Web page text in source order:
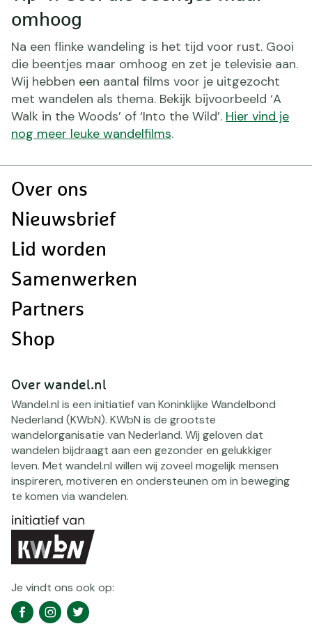
omhoog
Na een flinke wandeling is het tijd voor rust. Gooi
die beentjes maar omhoog en zet je televisie aan.
Wij hebben een aantal films voor je uitgezocht
met wandelen als thema. Bekijk bijvoorbeeld ‘A
Walk in the Woods’ of ‘Into the Wild’. Hier vind je
nog meer leuke wandelfilms.
Doormat
Over ons
Nieuwsbrief
Lid worden
Samenwerken
Partners
Shop
Over wandel.nl
Wandel.nl is een initiatief van Koninklijke Wandelbond
Nederland (KWbN). KWbN is de grootste
wandelorganisatie van Nederland. Wij geloven dat
wandelen bijdraagt aan een gezonder en gelukkiger
leven. Met wandel.nl willen wij zoveel mogelijk mensen
inspireren, motiveren en ondersteunen om in beweging
te komen via wandelen.
Je vindt ons ook op:
Social
FacebookInstagramTwitter